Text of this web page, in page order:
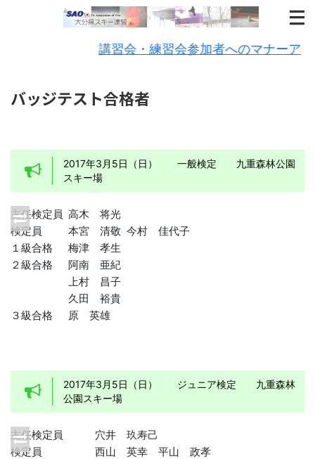
講習会・練習会参加者へのマナーアップ
バッジテスト合格者
2017年3月5日（日） 一般検定 九重森林公園
スキー場
主任検定員 高木 将光
検定員
本宮 清敬 今村 佳代子
１級合格
梅津 孝生
２級合格
阿南 亜紀
上村 昌子
久田 裕貴
３級合格
原 英雄
2017年3月5日（日） ジュニア検定 九重森林
公園スキー場
主任検定員
穴井 玖寿己
検定員
西山 英幸
平山 政孝